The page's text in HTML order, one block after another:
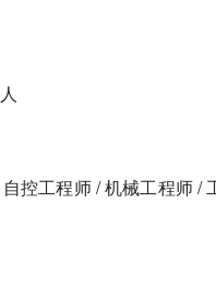
控工程师 / 机械工程师 /